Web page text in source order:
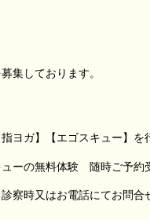
集しております。
ヨガ】【エゴスキュー】を
ューの無料体験 随時ご予約
察時又はお電話にてお問合